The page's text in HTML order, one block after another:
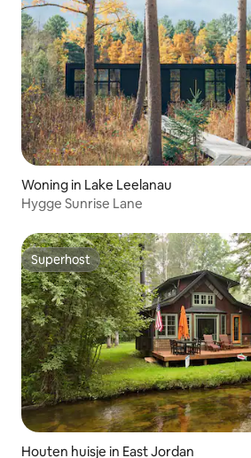
Woning in Lake Leelanau
Hygge Sunrise Lane
Superhost
Superhost
Houten huisje in East Jordan